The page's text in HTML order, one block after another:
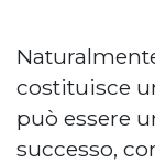
costituisce
può essere
successo,